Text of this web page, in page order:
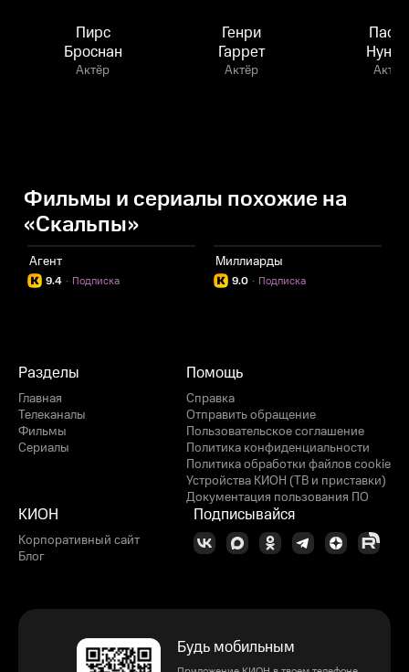
Пирс
Броснан
Актёр
Генри
Гаррет
Актёр Актёр
Фильмы и сериалы похожие на
«Скальпы»
Агент
9.4 Подписка
·
Миллиарды
9.0 Подписка
·
Разделы
Главная
Телеканалы
Фильмы
Сериалы
Помощь
Справка
Отправить обращение
Пользовательское соглашение
Политика конфиденциальности
Политика обработки файлов cookie
Устройства КИОН (ТВ и приставки)
Документация пользования ПО
КИОН
Корпоративный сайт
Блог
Подписывайся
Будь мобильным